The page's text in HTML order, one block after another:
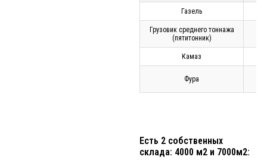
Газель
Грузовик среднего тоннажа
(пятитонник)
Камаз
Фура
Есть 2 собственных
склада: 4000 м2 и 7000м2: